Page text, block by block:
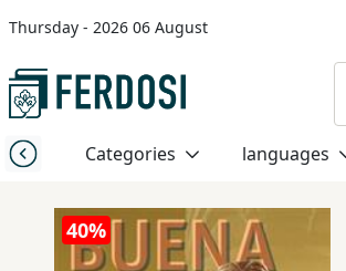
Thursday - 2026 06 August
Categories languages
Menu
Category
Fiction
40%